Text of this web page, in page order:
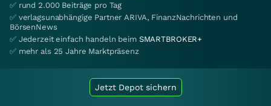
✅ rund 2.000 Beiträge pro Tag
✅ verlagsunabhängige Partner ARIVA, FinanzNachrichten und
BörsenNews
✅ Jederzeit einfach handeln beim SMARTBROKER+
✅ mehr als 25 Jahre Marktpräsenz
Jetzt Depot sichern